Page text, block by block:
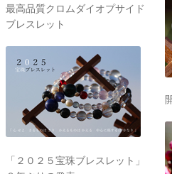
最高品質クロムダイオプサイド
ブレスレット
「２０２５宝珠ブレスレット」